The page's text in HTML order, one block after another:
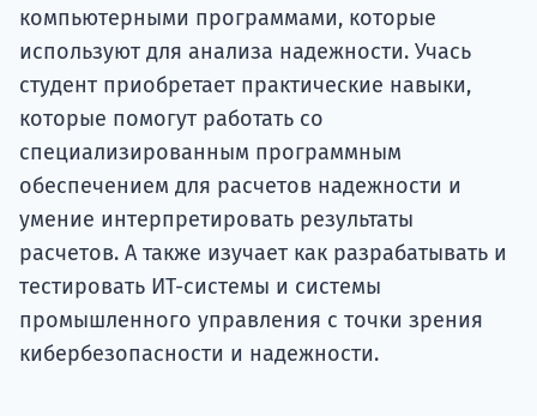
компьютерными программами, которые
используют для анализа надежности. Учась
студент приобретает практические навыки,
которые помогут работать со
специализированным программным
обеспечением для расчетов надежности и
умение интерпретировать результаты
расчетов. А также изучает как разрабатывать и
тестировать ИТ-системы и системы
промышленного управления с точки зрения
кибербезопасности и надежности.